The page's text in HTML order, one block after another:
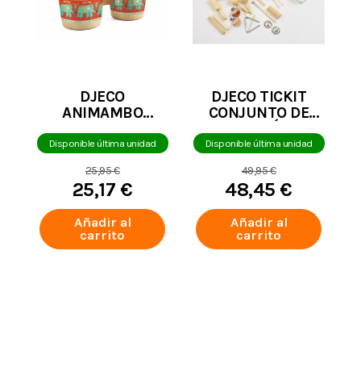
DJECO
ANIMAMBO
BONGO
Disponible última unidad
25,95 €
25,17 €
Añadir al
carrito
DJECO TICKIT
CONJUNTO DE
PERCUSIÓN 16
PZAS
Disponible última unidad
49,95 €
48,45 €
Añadir al
carrito